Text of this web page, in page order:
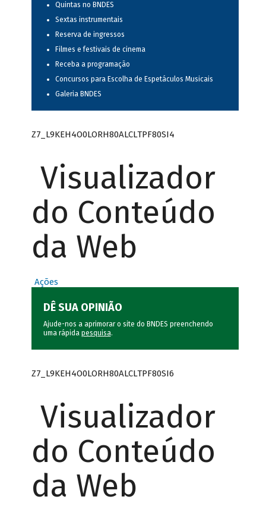
Quintas no BNDES
Sextas instrumentais
Reserva de ingressos
Filmes e festivais de cinema
Receba a programação
Concursos para Escolha de Espetáculos Musicais
Galeria BNDES
Z7_L9KEH4O0LORH80ALCLTPF80SI4
Visualizador
do Conteúdo
da Web
Ações
DÊ SUA OPINIÃO
Ajude-nos a aprimorar o site do BNDES preenchendo
uma rápida pesquisa.
Z7_L9KEH4O0LORH80ALCLTPF80SI6
Visualizador
do Conteúdo
da Web